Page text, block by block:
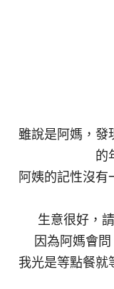
雖說是阿媽，發
的
阿姨的記性沒有
生意很好，
因為阿媽會
我光是等點餐就